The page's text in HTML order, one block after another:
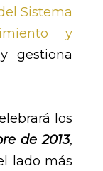
Sistema
y
gestiona
los
de 2013,
lado más